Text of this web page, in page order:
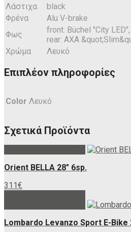
Λάστιχα
black
Φρένα
Alu V-brake
Φως
front: Büchel "City
rear: AXA
Χρώμα
Λευκό
Επιπλέον πληροφορίες
Color Λευκό
Σχετικά Προϊόντα
Orient BELLA 28″ 6sp.
311€
Lombardo Levanzo Sport E-Bike